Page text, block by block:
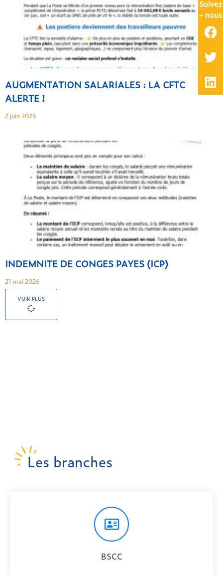
Suivez
- nous
AUGMENTATION SALARIALES : LA CFTC
ALERTE !
2 juin 2026
INDEMNITE DE CONGES PAYES (ICP)
21 mai 2026
VOIR PLUS
Les branches
BSCC